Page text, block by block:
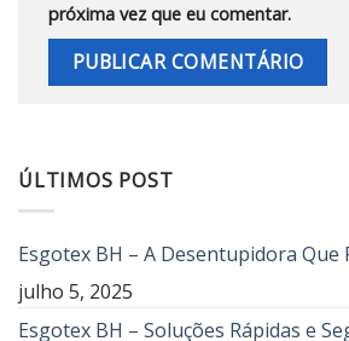
próxima vez que eu comentar.
ÚLTIMOS POST
Esgotex BH – A Desentupidora Que
julho 5, 2025
Esgotex BH – Soluções Rápidas e